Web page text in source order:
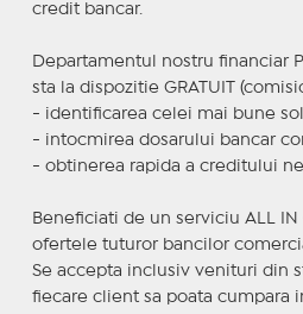
credit bancar.
Departamentul nostru financiar
sta la dispozitie GRATUIT
- identificarea celei mai bune
- intocmirea dosarului bancar
- obtinerea rapida a creditului
Beneficiati de un serviciu ALL
ofertele tuturor bancilor
Se accepta inclusiv venituri din
fiecare client sa poata cumpara